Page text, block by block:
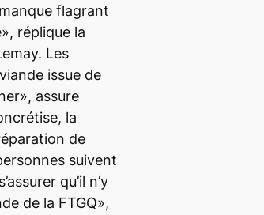
flagrant
réplique la
Les
issue de
assure
la
de
suivent
qu’il n’y
de la FTGQ»,